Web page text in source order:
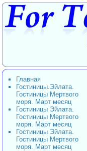
Главная
Гостиницы.Эйлата.
Гостиницы Мертвого
моря. Март месяц
Гостиницы Эйлата.
Гостиницы Мертвого
моря. Март месяц
Гостиницы Эйлата.
Гостиницы Мертвого
моря. Март месяц